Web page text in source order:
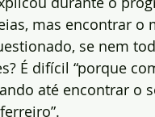
mas encontrar o
se nem
É difícil “porque
até encontrar o